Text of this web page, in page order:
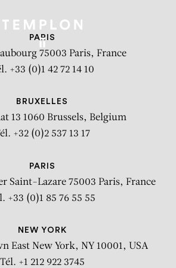
PARIS
75003 Paris, France
+33 (0)1 42 72 14 10
BRUXELLES
13 1060 Brussels, Belgium
+32 (0)2 537 13 17
PARIS
Saint-Lazare 75003 Paris, France
+33 (0)1 85 76 55 55
NEW YORK
East New York, NY 10001, USA
Tél. +1 212 922 3745